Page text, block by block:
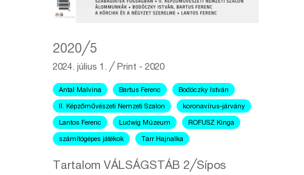
2020╱5
2024. július 1. ╱ Print - 2020
Antal Malvina Bartus Ferenc Bodóczky István
II. Képzőművészeti Nemzeti Szalon koronavírus-járvány
Lantos Ferenc Ludwig Múzeum ROFUSZ Kinga
számítógépes játékok Tarr Hajnalka
Tartalom VÁLSÁGSTÁB 2╱Sípos